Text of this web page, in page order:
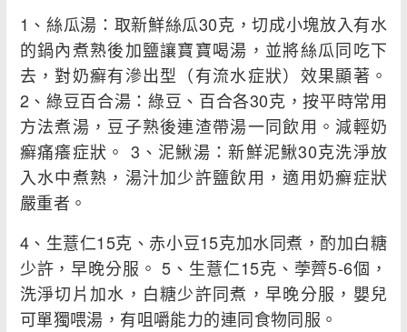
1、絲瓜湯：取新鮮絲瓜30克，切成小塊放入有水
的鍋內煮熟後加鹽讓寶寶喝湯，並將絲瓜同吃下
去，對奶癬有滲出型（有流水症狀）效果顯著。
2、綠豆百合湯：綠豆、百合各30克，按平時常用
方法煮湯，豆子熟後連渣帶湯一同飲用。減輕奶
癬痛癢症狀。 3、泥鰍湯：新鮮泥鰍30克洗淨放
入水中煮熟，湯汁加少許鹽飲用，適用奶癬症狀
嚴重者。
4、生薏仁15克、赤小豆15克加水同煮，酌加白糖
少許，早晚分服。 5、生薏仁15克、荸薺5-6個，
洗淨切片加水，白糖少許同煮，早晚分服，嬰兒
可單獨喂湯，有咀嚼能力的連同食物同服。